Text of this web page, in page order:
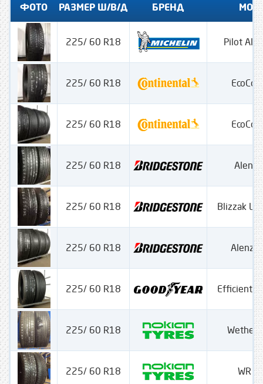
ФОТО РАЗМЕР Ш/В/Д БРЕНД
225/ 60 R18 Pilot
225/ 60 R18
225/ 60 R18
225/ 60 R18
225/ 60 R18 Blizzak
225/ 60 R18 Alenza
225/ 60 R18 Efficient
225/ 60 R18 Wether
225/ 60 R18 WR